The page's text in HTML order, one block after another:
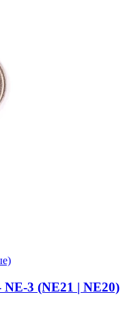
3 (NE21 | NE20)